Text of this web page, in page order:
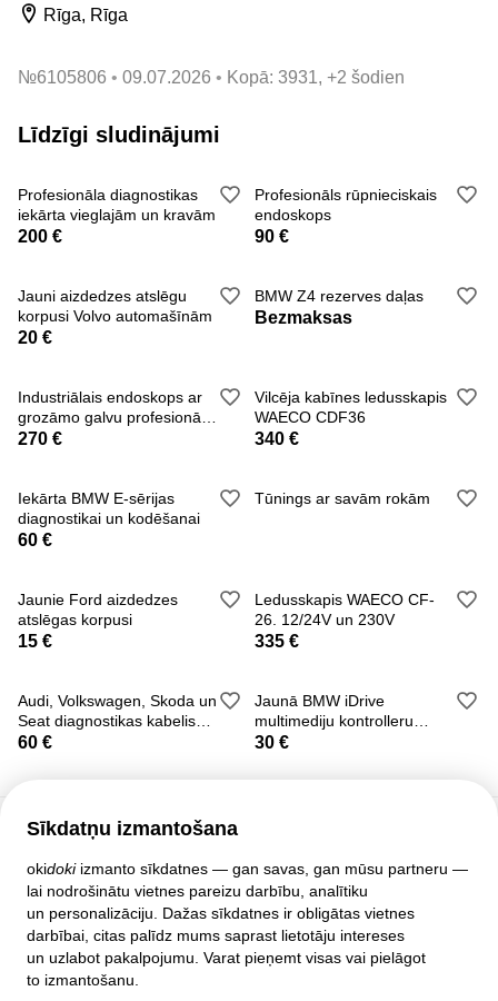
Rīga, Rīga
№6105806 09.07.2026 Kopā: 3931, +2 šodien
Līdzīgi sludinājumi
Profesionāla diagnostikas
iekārta vieglajām un kravām
200 €
Profesionāls rūpnieciskais
endoskops
90 €
Jauni aizdedzes atslēgu
korpusi Volvo automašīnām
20 €
BMW Z4 rezerves daļas
Bezmaksas
Industriālais endoskops ar
grozāmo galvu profesionālai
lieto
270 €
Vilcēja kabīnes ledusskapis
WAECO CDF36
340 €
Iekārta BMW E-sērijas
diagnostikai un kodēšanai
60 €
Tūnings ar savām rokām
Jaunie Ford aizdedzes
atslēgas korpusi
15 €
Ledusskapis WAECO CF-
26. 12/24V un 230V
335 €
Audi, Volkswagen, Skoda un
Seat diagnostikas kabelis
Vag-com
60 €
Jaunā BMW iDrive
multimediju kontrolleru
paplāksne
30 €
Sīkdatņu izmantošana
okidokiizmanto sīkdatnes — gan savas, gan mūsu partneru —
lai nodrošinātu vietnes pareizu darbību, analītiku
un personalizāciju. Dažas sīkdatnes ir obligātas vietnes
darbībai, citas palīdz mums saprast lietotāju intereses
un uzlabot pakalpojumu. Varat pieņemt visas vai pielāgot
to izmantošanu.
Klientu atbalsts
Palīdzība
Politika un līgumi
Privātuma iestatījumi
Pilnā mājas lapas versija